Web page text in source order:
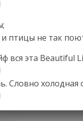
птицы не так
вся эта Beautiful
Словно холодная